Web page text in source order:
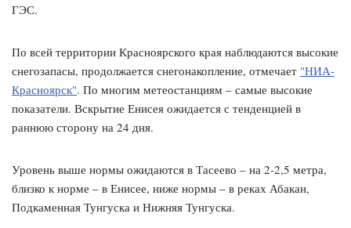
ГЭС.
По всей территории Красноярского края наблюдаются высокие
снегозапасы, продолжается снегонакопление, отмечает "НИА-
Красноярск". По многим метеостанциям – самые высокие
показатели. Вскрытие Енисея ожидается с тенденцией в
раннюю сторону на 24 дня.
Уровень выше нормы ожидаются в Тасеево – на 2-2,5 метра,
близко к норме – в Енисее, ниже нормы – в реках Абакан,
Подкаменная Тунгуска и Нижняя Тунгуска.